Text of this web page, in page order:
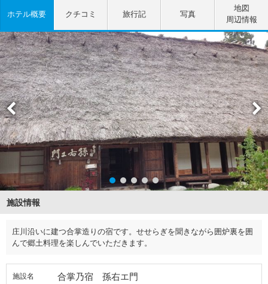
ホテル概要 クチコミ 旅行記 写真
地図
周辺情報
施設情報
庄川沿いに建つ合掌造りの宿です。せせらぎを聞きながら囲炉裏を囲
んで郷土料理を楽しんでいただきます。
施設名 合掌乃宿 孫右エ門